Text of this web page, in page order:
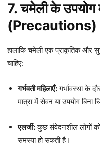
7. चमेली के उपयोग
(Precautions)
हालांकि चमेली एक प्राकृतिक और
चाहिए:
गर्भवती महिलाएँ:गर्भावस्था के
मात्रा में सेवन या उपयोग बिना
एलर्जी:कुछ संवेदनशील लोगों
समस्या हो सकती है।